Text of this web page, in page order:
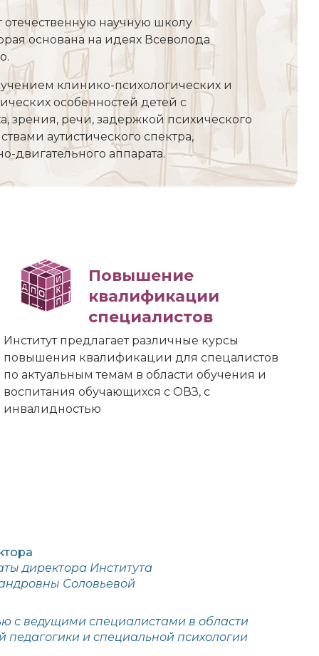
отечественную научную школу
основана на идеях Всеволода
клинико-психологических и
особенностей детей с
зрения, речи, задержкой психического
аутистического спектра,
двигательного аппарата.
Повышение
квалификации
специалистов
Институт предлагает различные курсы
повышения квалификации для спецалистов
по актуальным темам в области обучения и
воспитания обучающихся с ОВЗ, с
инвалидностью
директора Института
Соловьевой
с ведущими специалистами в области
педагогики и специальной психологии